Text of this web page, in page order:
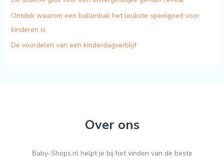
Ontdek waarom een ballenbak het leukste speelgoed voor
kinderen is
De voordelen van een kinderdagverblijf
Over ons
Baby-Shops.nl helpt je bij het vinden van de beste